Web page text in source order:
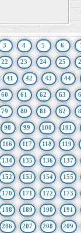
3 4 5 6
22 23 24 25
41 42 43 44
60 61 62 63
79 80 81 82
98 99 100 101
116 117 118 119
134 135 136 137
152 153 154 155
170 171 172 173
188 189 190 191
206 207 208 209